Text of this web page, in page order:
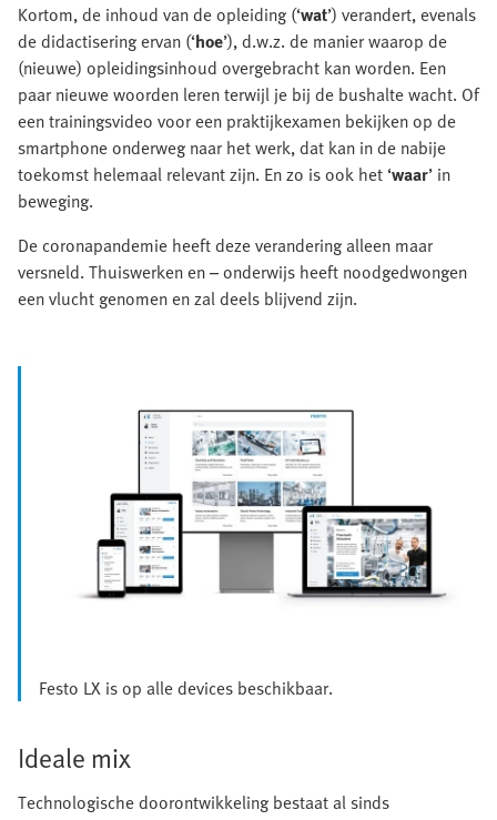
Kortom, de inhoud van de opleiding (‘wat’) verandert, evenals
de didactisering ervan (‘hoe’), d.w.z. de manier waarop de
(nieuwe) opleidingsinhoud overgebracht kan worden. Een
paar nieuwe woorden leren terwijl je bij de bushalte wacht. Of
een trainingsvideo voor een praktijkexamen bekijken op de
smartphone onderweg naar het werk, dat kan in de nabije
toekomst helemaal relevant zijn. En zo is ook het ‘waar’ in
beweging.
De coronapandemie heeft deze verandering alleen maar
versneld. Thuiswerken en – onderwijs heeft noodgedwongen
een vlucht genomen en zal deels blijvend zijn.
Festo LX is op alle devices beschikbaar.
Ideale mix
Technologische doorontwikkeling bestaat al sinds